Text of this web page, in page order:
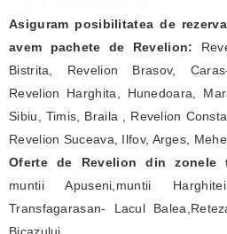
Asiguram posibilitatea de
avem pachete de Revelion:
Bistrita, Revelion Brasov,
Revelion Harghita, Hunedoara,
Sibiu, Timis, Braila , Revelion
Revelion Suceava, Ilfov, Arges,
Oferte de Revelion din zonele
muntii Apuseni,muntii
Transfagarasan- Lacul